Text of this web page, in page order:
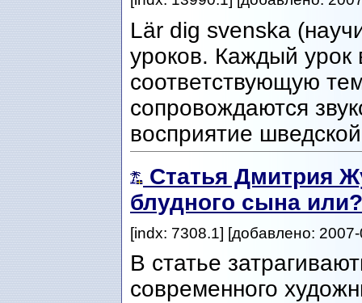
Lär dig svenska
уроков. Каждый урок
соответствующую
сопровождаются
восприятие
Статья Дмитрия
блудного сына
[indx: 7308.1] [добавлено:
В статье
современного